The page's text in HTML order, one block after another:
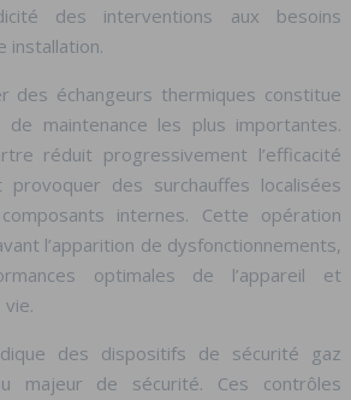
des interventions aux besoins
installation.
des échangeurs thermiques constitue
de maintenance les plus importantes.
réduit progressivement l’efficacité
des surchauffes localisées
internes. Cette opération
l’apparition de dysfonctionnements,
optimales de l’appareil et
des dispositifs de sécurité gaz
majeur de sécurité. Ces contrôles